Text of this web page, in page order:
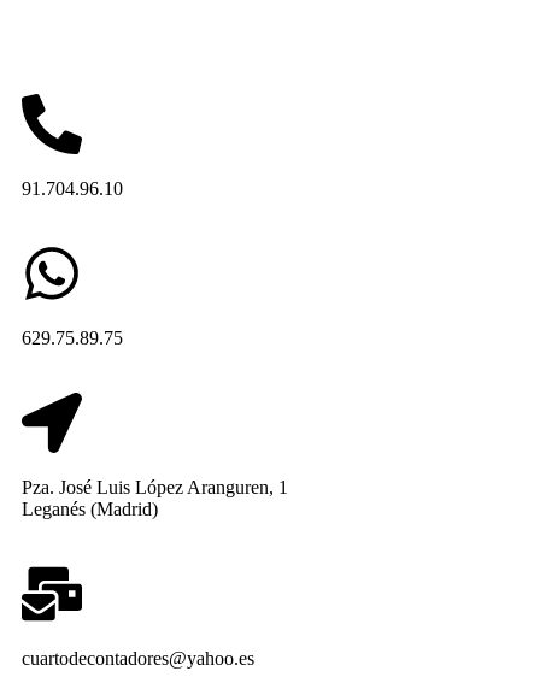
91.704.96.10
629.75.89.75
Pza. José Luis López Aranguren, 1
Leganés (Madrid)
cuartodecontadores@yahoo.es